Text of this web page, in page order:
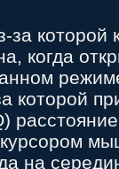
за которой
когда
которой
курсором
на